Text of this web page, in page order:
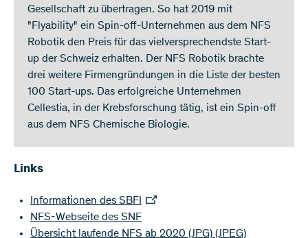
Gesellschaft zu übertragen. So hat 2019 mit
"Flyability" ein Spin-off-Unternehmen aus dem NFS
Robotik den Preis für das vielversprechendste Start-
up der Schweiz erhalten. Der NFS Robotik brachte
drei weitere Firmengründungen in die Liste der besten
100 Start-ups. Das erfolgreiche Unternehmen
Cellestia, in der Krebsforschung tätig, ist ein Spin-off
aus dem NFS Chemische Biologie.
Links
Informationen des SBFI
NFS-Webseite des SNF
Übersicht laufende NFS ab 2020 (JPG) (JPEG)